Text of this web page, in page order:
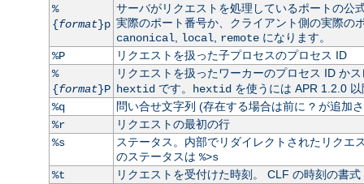
%
{format}p
サーバがリクエストを処理しているポートの公
実際のポート番号か、クライアント側の実際の
canonical local remoteになります。
%P
リクエストを扱った子プロセスのプロセス ID
%
{format}P
リクエストを扱ったワーカーのプロセス ID か
hextidです。 hextidを使うには APR 1.2.0 以
%q
問い合せ文字列 (存在する場合は前に ?が追加
%r
リクエストの最初の行
%s
ステータス。内部でリダイレクトされたリク
のステータスは %>s
%t
リクエストを受付けた時刻。 CLF の時刻の書